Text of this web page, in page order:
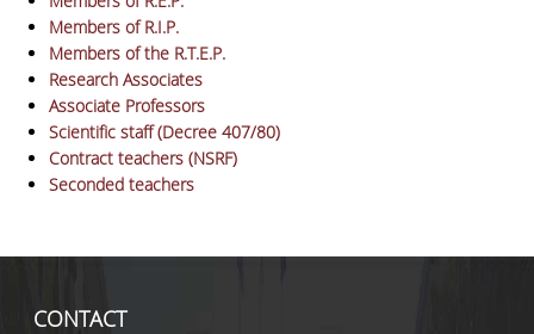
Members of R.I.P.
Members of the R.T.E.P.
Research Associates
Associate Professors
Scientific staff (Decree 407/80)
Contract teachers (NSRF)
Seconded teachers
CONTACT